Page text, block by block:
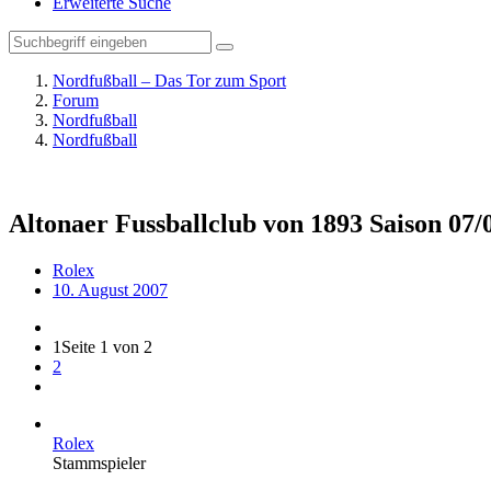
Nordfußball – Das Tor zum Sport
Forum
Nordfußball
Nordfußball
Altonaer Fussballclub von 1893 Saison 07/
Rolex
10. August 2007
1 Seite 1 von 2
2
Rolex
Stammspieler